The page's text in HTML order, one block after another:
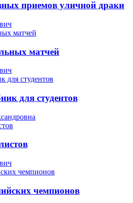
приемов уличной драки
матчей
для студентов
чемпионов